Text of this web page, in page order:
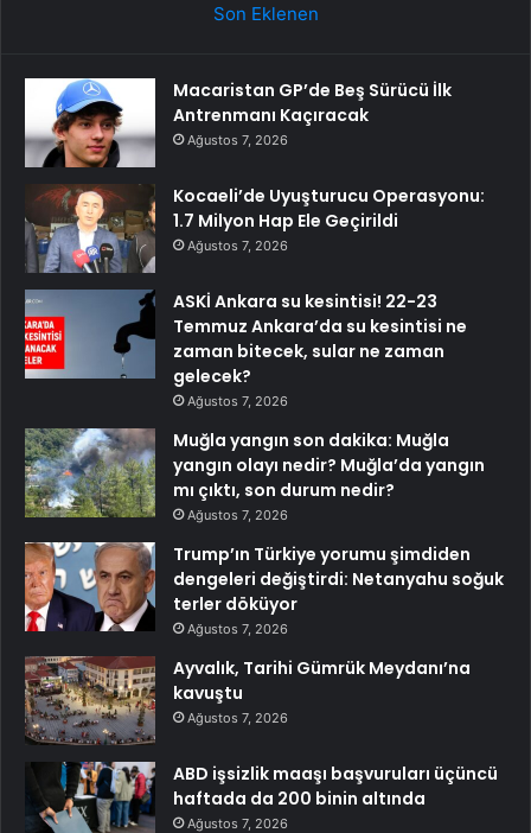
Son Eklenen
Macaristan GP’de Beş Sürücü İlk
Antrenmanı Kaçıracak
Ağustos 7, 2026
Kocaeli’de Uyuşturucu Operasyonu:
1.7 Milyon Hap Ele Geçirildi
Ağustos 7, 2026
ASKİ Ankara su kesintisi! 22-23
Temmuz Ankara’da su kesintisi ne
zaman bitecek, sular ne zaman
gelecek?
Ağustos 7, 2026
Muğla yangın son dakika: Muğla
yangın olayı nedir? Muğla’da yangın
mı çıktı, son durum nedir?
Ağustos 7, 2026
Trump’ın Türkiye yorumu şimdiden
dengeleri değiştirdi: Netanyahu soğuk
terler döküyor
Ağustos 7, 2026
Ayvalık, Tarihi Gümrük Meydanı’na
kavuştu
Ağustos 7, 2026
ABD işsizlik maaşı başvuruları üçüncü
haftada da 200 binin altında
Ağustos 7, 2026